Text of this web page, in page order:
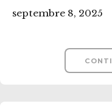
septembre 8, 2025